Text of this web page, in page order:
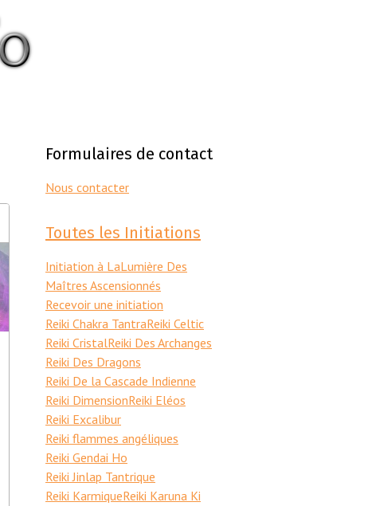
Formulaires de contact
Nous contacter
Toutes les Initiations
Initiation à LaLumière Des
Maîtres Ascensionnés
Recevoir une initiation
Reiki Chakra TantraReiki Celtic
Reiki CristalReiki Des Archanges
Reiki Des Dragons
Reiki De la Cascade Indienne
Reiki DimensionReiki Eléos
Reiki Excalibur
Reiki flammes angéliques
Reiki Gendai Ho
Reiki Jinlap Tantrique
Reiki KarmiqueReiki Karuna Ki